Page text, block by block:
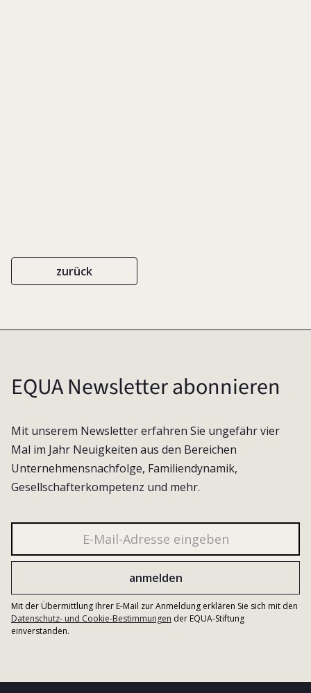
zurück
EQUA Newsletter abonnieren
Mit unserem Newsletter erfahren Sie ungefähr vier
Mal im Jahr Neuigkeiten aus den Bereichen
Unternehmensnachfolge, Familiendynamik,
Gesellschafterkompetenz und mehr.
Mit der Übermittlung Ihrer E-Mail zur Anmeldung erklären Sie sich mit den
Datenschutz- und Cookie-Bestimmungen der EQUA-Stiftung
einverstanden.